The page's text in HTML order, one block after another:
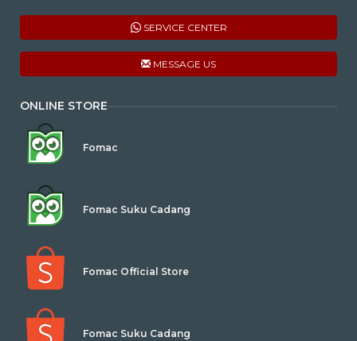
SERVICE CENTER
MESSAGE US
ONLINE STORE
Fomac
Fomac Official Store
Fomac Suku Cadang
Fomac Suku Cadang